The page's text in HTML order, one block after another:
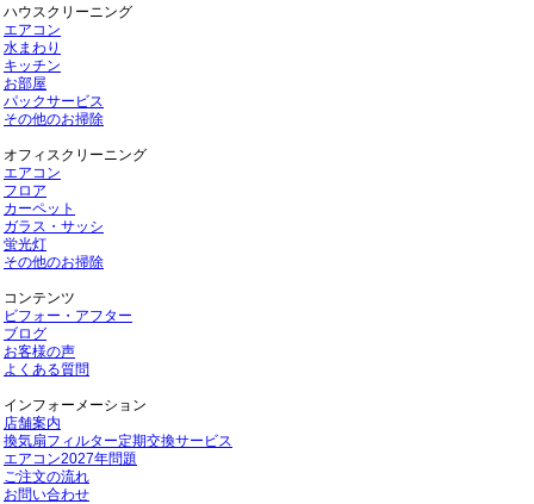
ハウスクリーニング
エアコン
水まわり
キッチン
お部屋
パックサービス
その他のお掃除
オフィスクリーニング
エアコン
フロア
カーペット
ガラス・サッシ
蛍光灯
その他のお掃除
コンテンツ
ビフォー・アフター
ブログ
お客様の声
よくある質問
インフォーメーション
店舗案内
換気扇フィルター定期交換サービス
エアコン2027年問題
ご注文の流れ
お問い合わせ